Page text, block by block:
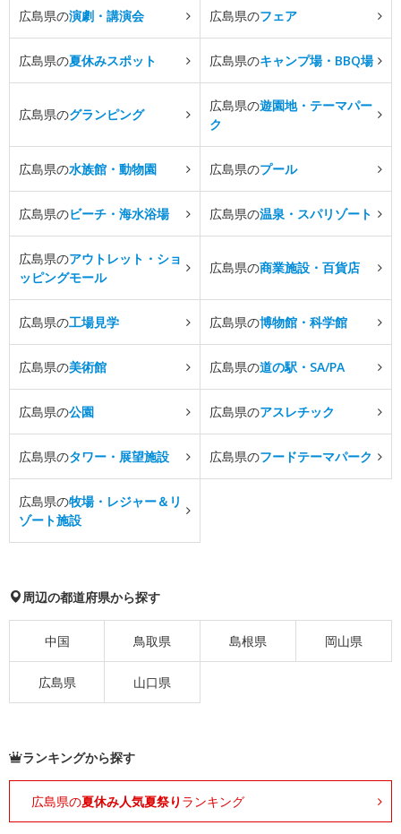
広島県の演劇・講演会 広島県のフェア
広島県の夏休みスポット 広島県のキャンプ場・BBQ場
広島県のグランピング
広島県の遊園地・テーマパー
ク
広島県の水族館・動物園 広島県のプール
広島県のビーチ・海水浴場 広島県の温泉・スパリゾート
広島県のアウトレット・ショ
ッピングモール
広島県の商業施設・百貨店
広島県の工場見学 広島県の博物館・科学館
広島県の美術館 広島県の道の駅・SA/PA
広島県の公園 広島県のアスレチック
広島県のタワー・展望施設 広島県のフードテーマパーク
広島県の牧場・レジャー＆リ
ゾート施設
周辺の都道府県から探す
中国 鳥取県 島根県 岡山県
広島県 山口県
ランキングから探す
広島県の夏休み人気夏祭り ランキング